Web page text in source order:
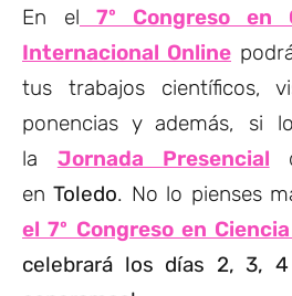
En el 7º Congreso en
Internacional Online
tus trabajos científicos,
ponencias y además, si
la Jornada Presencial
enToledo. No lo pienses
el 7º Congreso en
celebrará los días 2, 3,